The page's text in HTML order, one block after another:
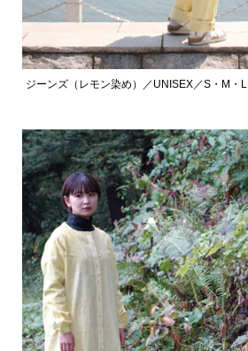
ジーンズ（レモン染め）／UNISEX／S・M・L